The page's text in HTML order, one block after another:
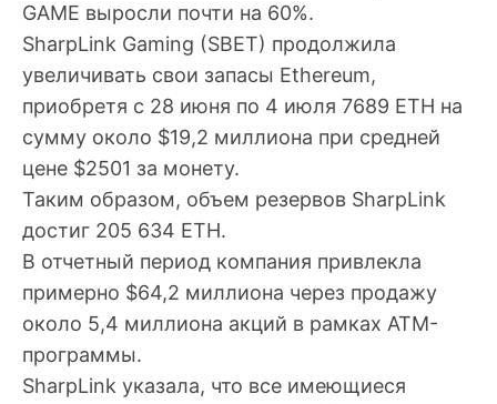
GAME выросли почти на 60%.
SharpLink Gaming (SBET) продолжила
увеличивать свои запасы Ethereum,
приобретя с 28 июня по 4 июля 7689 ETH на
сумму около $19,2 миллиона при средней
цене $2501 за монету.
Таким образом, объем резервов SharpLink
достиг 205 634 ETH.
В отчетный период компания привлекла
примерно $64,2 миллиона через продажу
около 5,4 миллиона акций в рамках ATM-
программы.
SharpLink указала, что все имеющиеся